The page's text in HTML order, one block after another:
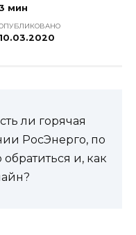
мин
10.03.2020
ли горячая
РосЭнерго, по
и, как